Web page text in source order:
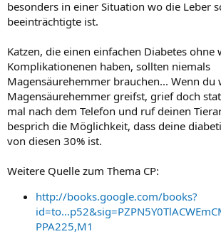
besonders in einer Situation wo die Leber
beeinträchtigte ist.
Katzen, die einen einfachen Diabetes ohne
Komplikationenen haben, sollten niemals
Magensäurehemmer brauchen... Wenn du
Magensäurehemmer greifst, grief doch
mal nach dem Telefon und ruf deinen
besprich die Möglichkeit, dass deine
von diesen 30% ist.
Weitere Quelle zum Thema CP:
http://books.google.com/books?
PPA225,M1